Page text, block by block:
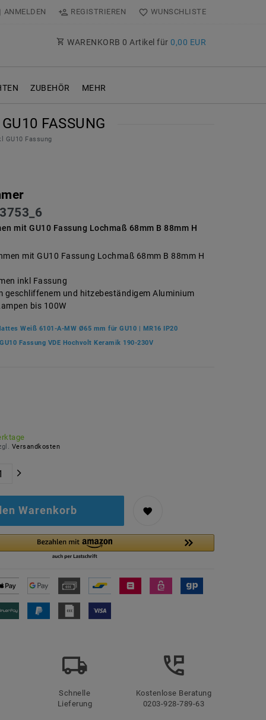
ANMELDEN REGISTRIEREN WUNSCHLISTE
WARENKORB 0 Artikel für 0,00 EUR
ZUBEHÖR MEHR
FASSUNG
GU10 Fassung
mit GU10 Fassung Lochmaß 68mm B 88mm H
mit GU10 Fassung Lochmaß 68mm B 88mm H
inkl Fassung
geschliffenem und hitzebeständigem Aluminium
bis 100W
Weiß 6101-A-MW Ø65 mm für GU10 | MR16 IP20
Fassung VDE Hochvolt Keramik 190-230V
Versandkosten
Warenkorb
Schnelle
Lieferung
Kostenlose Beratung
0203-928-789-63